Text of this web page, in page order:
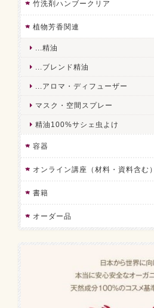
竹洗剤ハンブークリア
植物芳香関連
...精油
...ブレンド精油
...アロマ・ディフューザー
マスク・空間スプレー
精油100%サシェ虫よけ
容器
オンライン講座（材料・資料含む）
書籍
オーダー品